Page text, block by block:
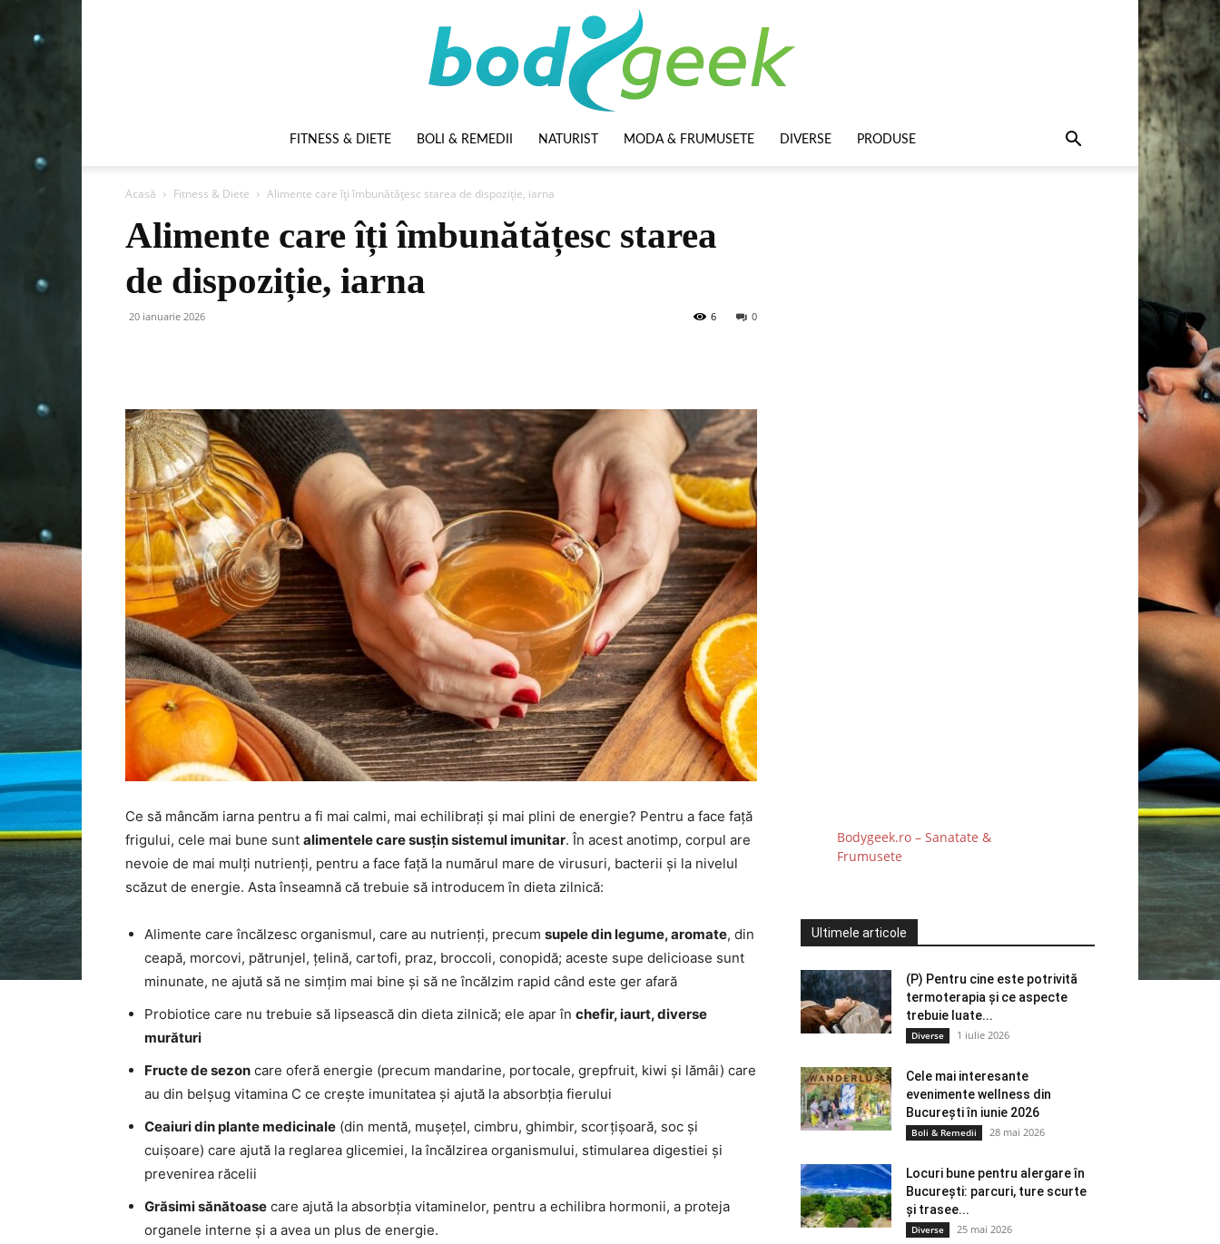
FITNESS & DIETE BOLI & REMEDII NATURIST MODA & FRUMUSETE DIVERSE PRODUSE
Acasă Fitness & Diete Alimente care îți îmbunătățesc starea de dispoziție, iarna
Alimente care îți îmbunătățesc starea
de dispoziție, iarna
20 ianuarie 2026 0
6
Ce să mâncăm iarna pentru a fi mai calmi, mai echilibrați și mai plini de energie? Pentru a face față
frigului, cele mai bune sunt alimentele care susțin sistemul imunitar. În acest anotimp, corpul are
nevoie de mai mulți nutrienți, pentru a face față la numărul mare de virusuri, bacterii și la nivelul
scăzut de energie. Asta înseamnă că trebuie să introducem în dieta zilnică:
Alimente care încălzesc organismul, care au nutrienți, precum supele din legume, aromate, din
ceapă, morcovi, pătrunjel, țelină, cartofi, praz, broccoli, conopidă; aceste supe delicioase sunt
minunate, ne ajută să ne simțim mai bine și să ne încălzim rapid când este ger afară
Probiotice care nu trebuie să lipsească din dieta zilnică; ele apar în chefir, iaurt, diverse
murături
Fructe de sezon care oferă energie (precum mandarine, portocale, grepfruit, kiwi și lămâi) care
au din belșug vitamina C ce crește imunitatea și ajută la absorbția fierului
Ceaiuri din plante medicinale (din mentă, mușețel, cimbru, ghimbir, scorțișoară, soc și
cuișoare) care ajută la reglarea glicemiei, la încălzirea organismului, stimularea digestiei și
prevenirea răcelii
Grăsimi sănătoase care ajută la absorbția vitaminelor, pentru a echilibra hormonii, a proteja
organele interne și a avea un plus de energie.
Bodygeek.ro – Sanatate &
Frumusete
Ultimele articole
(P) Pentru cine este potrivită
termoterapia și ce aspecte
trebuie luate...
Diverse 1 iulie 2026
Cele mai interesante
evenimente wellness din
București în iunie 2026
Boli & Remedii 28 mai 2026
Locuri bune pentru alergare în
București: parcuri, ture scurte
și trasee...
Diverse 25 mai 2026